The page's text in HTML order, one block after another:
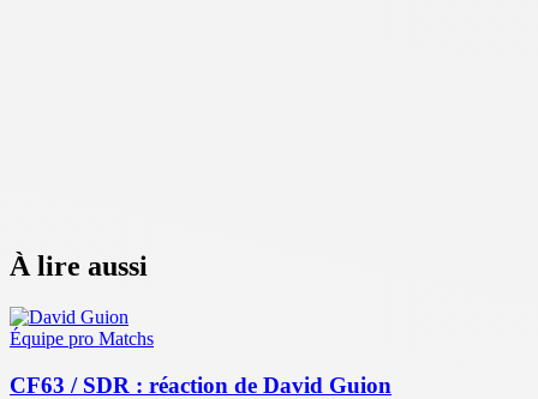
À lire aussi
Équipe pro Matchs
CF63 / SDR : réaction de David Guion